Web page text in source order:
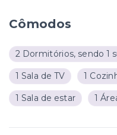
Cômodos
2 Dormitórios, sendo 1
1 Sala de TV 1
1 Sala de estar 1